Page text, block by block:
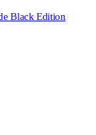
Black Edition